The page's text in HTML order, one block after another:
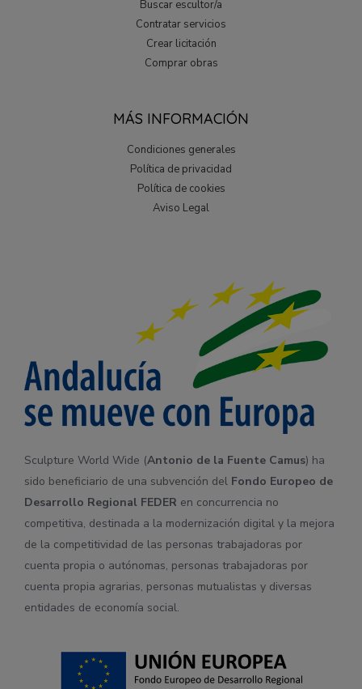
Buscar escultor/a
Contratar servicios
Crear licitación
Comprar obras
MÁS INFORMACIÓN
Condiciones generales
Política de privacidad
Política de cookies
Aviso Legal
Sculpture World Wide (Antonio de la Fuente Camus) ha
sido beneficiario de una subvención del Fondo Europeo de
Desarrollo Regional FEDER en concurrencia no
competitiva, destinada a la modernización digital y la mejora
de la competitividad de las personas trabajadoras por
cuenta propia o autónomas, personas trabajadoras por
cuenta propia agrarias, personas mutualistas y diversas
entidades de economía social.